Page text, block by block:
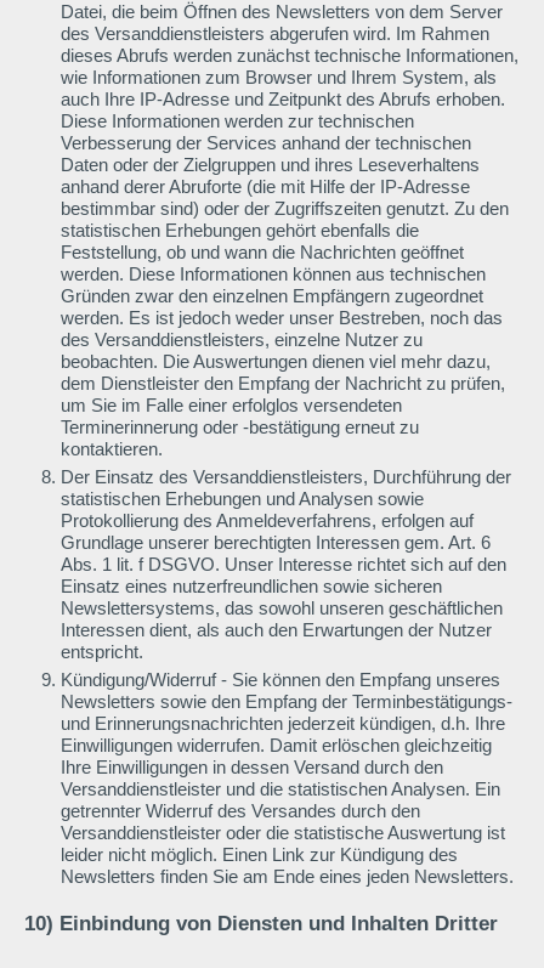
Datei, die beim Öffnen des Newsletters von dem Server
des Versanddienstleisters abgerufen wird. Im Rahmen
dieses Abrufs werden zunächst technische Informationen,
wie Informationen zum Browser und Ihrem System, als
auch Ihre IP-Adresse und Zeitpunkt des Abrufs erhoben.
Diese Informationen werden zur technischen
Verbesserung der Services anhand der technischen
Daten oder der Zielgruppen und ihres Leseverhaltens
anhand derer Abruforte (die mit Hilfe der IP-Adresse
bestimmbar sind) oder der Zugriffszeiten genutzt. Zu den
statistischen Erhebungen gehört ebenfalls die
Feststellung, ob und wann die Nachrichten geöffnet
werden. Diese Informationen können aus technischen
Gründen zwar den einzelnen Empfängern zugeordnet
werden. Es ist jedoch weder unser Bestreben, noch das
des Versanddienstleisters, einzelne Nutzer zu
beobachten. Die Auswertungen dienen viel mehr dazu,
dem Dienstleister den Empfang der Nachricht zu prüfen,
um Sie im Falle einer erfolglos versendeten
Terminerinnerung oder -bestätigung erneut zu
kontaktieren.
Der Einsatz des Versanddienstleisters, Durchführung der
statistischen Erhebungen und Analysen sowie
Protokollierung des Anmeldeverfahrens, erfolgen auf
Grundlage unserer berechtigten Interessen gem. Art. 6
Abs. 1 lit. f DSGVO. Unser Interesse richtet sich auf den
Einsatz eines nutzerfreundlichen sowie sicheren
Newslettersystems, das sowohl unseren geschäftlichen
Interessen dient, als auch den Erwartungen der Nutzer
entspricht.
Kündigung/Widerruf - Sie können den Empfang unseres
Newsletters sowie den Empfang der Terminbestätigungs-
und Erinnerungsnachrichten jederzeit kündigen, d.h. Ihre
Einwilligungen widerrufen. Damit erlöschen gleichzeitig
Ihre Einwilligungen in dessen Versand durch den
Versanddienstleister und die statistischen Analysen. Ein
getrennter Widerruf des Versandes durch den
Versanddienstleister oder die statistische Auswertung ist
leider nicht möglich. Einen Link zur Kündigung des
Newsletters finden Sie am Ende eines jeden Newsletters.
10) Einbindung von Diensten und Inhalten Dritter